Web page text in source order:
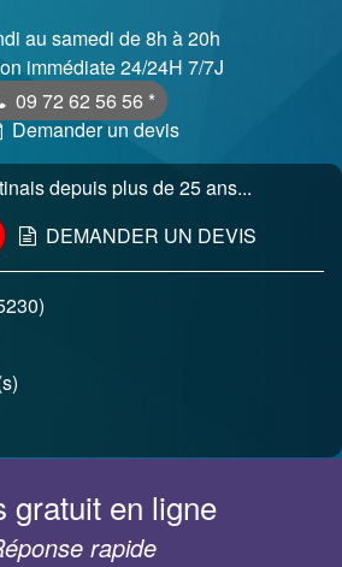
au samedi de 8h à 20h
immédiate 24/24H 7/7J
09 72 62 56 56 *
Demander un devis
depuis plus de 25 ans...
DEMANDER UN DEVIS
gratuit en ligne
rapide